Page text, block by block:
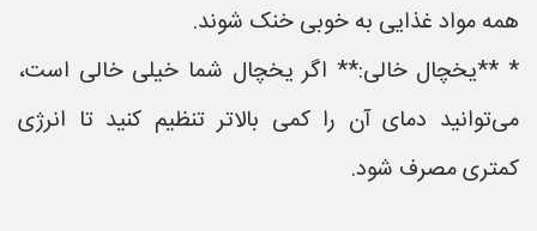
همه مواد غذایی به خوبی خنک شوند.
* **یخچال خالی:** اگر یخچال شما خیلی خالی است،
می‌توانید دمای آن را کمی بالاتر تنظیم کنید تا انرژی
کمتری مصرف شود.